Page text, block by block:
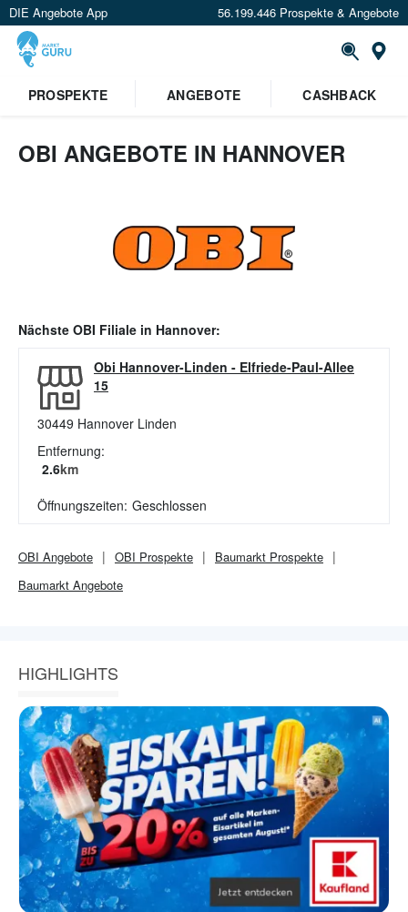
DIE Angebote App 56.199.446 Prospekte & Angebote
PROSPEKTE
ANGEBOTE CASHBACK
OBI ANGEBOTE IN HANNOVER
Nächste OBI Filiale in Hannover:
Obi Hannover-Linden - Elfriede-Paul-Allee
15
30449 Hannover Linden
Entfernung:
2.6km
Öffnungszeiten: Geschlossen
OBI Angebote OBI Prospekte Baumarkt Prospekte
Baumarkt Angebote
HIGHLIGHTS